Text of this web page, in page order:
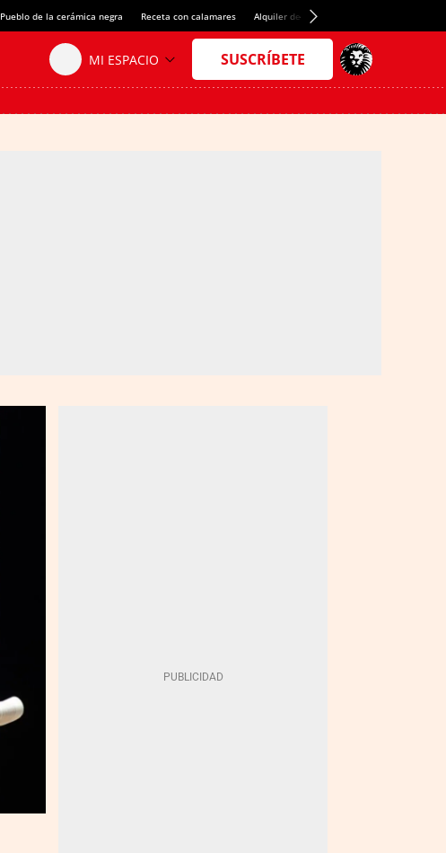
Pueblo de la cerámica negra Receta con calamares Alquiler de habitaciones en España